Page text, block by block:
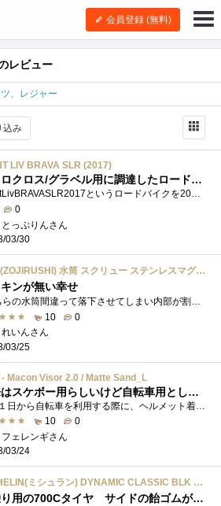
会員登録 (無料)
レビュー
、レジャー
込み
LIV BRAVA SLR (2017)
シクロクロス/グラベル用に調達したロードバイクです
GiantLivBRAVASLR2017というロードバイクを2021年に購入 いや、これ実は女性用モデルなんです。妻とか女友達用に購入したというアレな話ではなく、ぶ...
0
とっぷりんさん
03/30
象印 (ZOJIRUSHI) 水筒 スクリュー ステンレスマグ シームレス 0.60L ペールホワイト SM-ZA60-WM
ンが無い幸せ
↑こちらの水筒間違って落下させてしまい内部が割れてしまいましたまぁ、仕方ございません代替として、今度はちゃんとしたホワイトそしてパ�...
10
0
れいんさん
03/25
Macon Visor 2.0 / Matte Sand_L
本来はスケボー用らしいけど自転車用としても使えるスタイリッシュな軽量ヘルメット
10
0
フェレンギさん
03/24
MICHELIN(ミシュラン) DYNAMIC CLASSIC BLK 700X28C 700 X 28C
街乗り用の700Cタイヤ サイドの飴ゴムがクラシックバイクに最適